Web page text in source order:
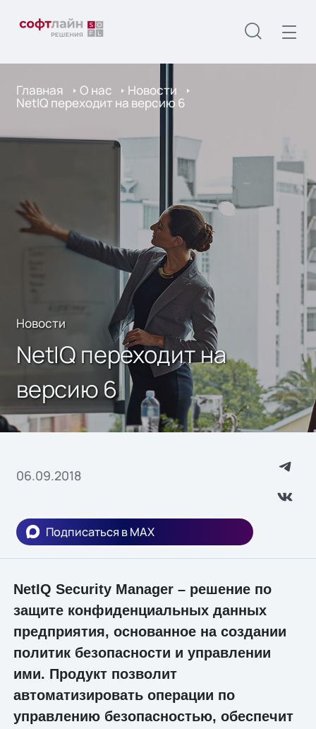
Главная О нас Новости
NetIQ переходит на версию 6
Новости
NetIQ переходит на
версию 6
06.09.2018
Подписаться в MAX
NetIQ Security Manager – решение по
защите конфиденциальных данных
предприятия, основанное на создании
политик безопасности и управлении
ими. Продукт позволит
автоматизировать операции по
управлению безопасностью, обеспечит